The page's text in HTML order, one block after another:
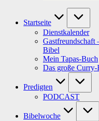
Startseite
Dienstkalender
Gastfreundschaft
Bibel
Mein Tapas-Buch
Das große Curry-
Predigten
PODCAST
Bibelwoche